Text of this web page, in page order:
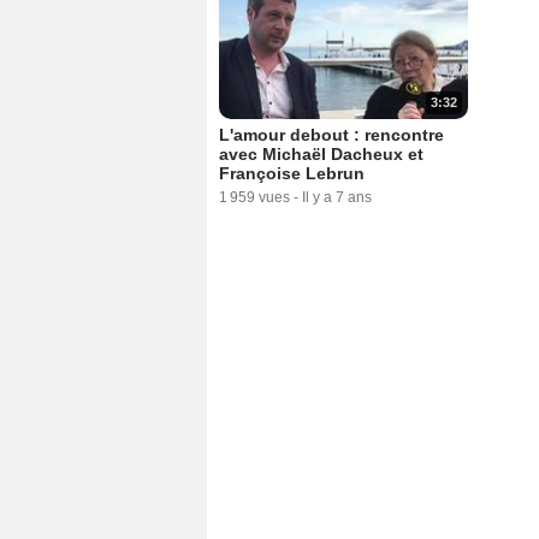
3:32
L'amour debout : rencontre
avec Michaël Dacheux et
Françoise Lebrun
1 959 vues - Il y a 7 ans